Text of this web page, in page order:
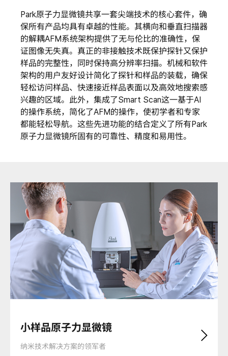
Park原子力显微镜共享一套尖端技术的核心套件，确
保所有产品均具有卓越的性能。其横向和垂直扫描器
的解耦AFM系统架构提供了无与伦比的准确性，保
证图像无失真。真正的非接触技术既保护探针又保护
样品的完整性，同时保持高分辨率扫描。机械和软件
架构的用户友好设计简化了探针和样品的装载，确保
轻松访问样品、快速接近样品表面以及高效地搜索感
兴趣的区域。此外，集成了Smart Scan这一基于AI
的操作系统，简化了AFM的操作，使初学者和专家
都能轻松导航。这些先进功能的结合定义了所有Park
原子力显微镜所固有的可靠性、精度和易用性。
小样品原子力显微镜
纳米技术解决方案的领军者